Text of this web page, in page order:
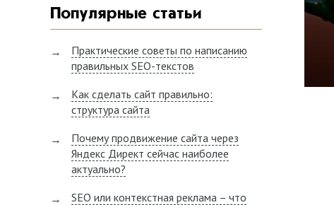
Популярные статьи
Практические советы по написанию
правильных SEO-текстов
Как сделать сайт правильно:
структура сайта
Почему продвижение сайта через
Яндекс Директ сейчас наиболее
актуально?
SEO или контекстная реклама – что